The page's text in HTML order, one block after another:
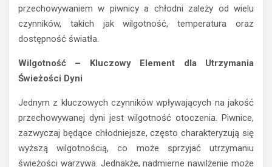
przechowywaniem w piwnicy a chłodni zależy od wielu
czynników, takich jak wilgotność, temperatura oraz
dostępność światła.
Wilgotność – Kluczowy Element dla Utrzymania
Świeżości Dyni
Jednym z kluczowych czynników wpływających na jakość
przechowywanej dyni jest wilgotność otoczenia. Piwnice,
zazwyczaj będące chłodniejsze, często charakteryzują się
wyższą wilgotnością, co może sprzyjać utrzymaniu
świeżości warzywa. Jednakże, nadmierne nawilżenie może